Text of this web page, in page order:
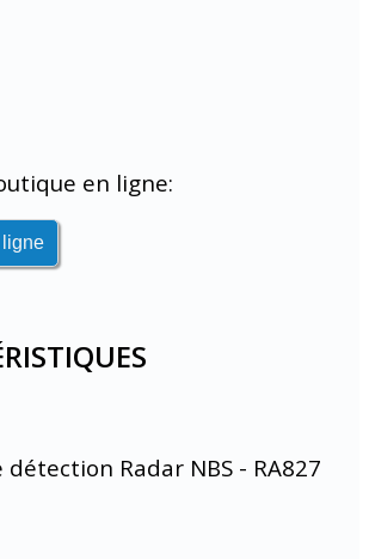
en ligne:
détection Radar NBS - RA827